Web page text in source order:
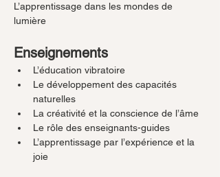
L’apprentissage dans les mondes de
lumière
Enseignements
L’éducation vibratoire
Le développement des capacités
naturelles
La créativité et la conscience de l’âme
Le rôle des enseignants-guides
L’apprentissage par l’expérience et la
joie